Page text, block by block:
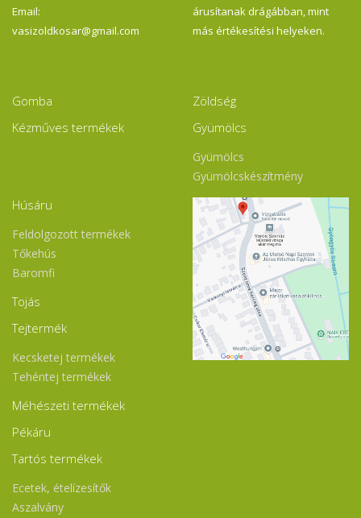
Email:
vasizoldkosar@gmail.com
árusítanak drágábban, mint
más értékesítési helyeken.
Gomba
Kézműves termékek
Zöldség
Gyümölcs
Gyümölcs
Gyümölcskészítmény
Húsáru
Feldolgozott termékek
Tőkehús
Baromfi
Tojás
Tejtermék
Kecsketej termékek
Tehéntej termékek
Méhészeti termékek
Pékáru
Tartós termékek
Ecetek, ételízesítők
Aszalvány